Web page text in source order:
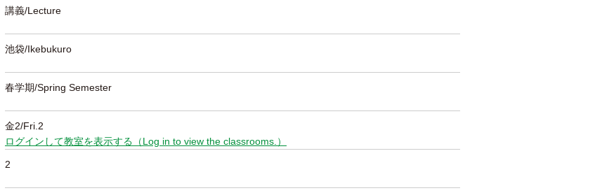
講義/Lecture
池袋/Ikebukuro
春学期/Spring Semester
金2/Fri.2
ログインして教室を表示する（Log in to view the classrooms.）
2